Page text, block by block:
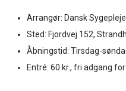
Arrangør: Dansk
Sted: Fjordvej 152,
Åbningstid: Tirsdag-
Entré: 60 kr., fri adgang